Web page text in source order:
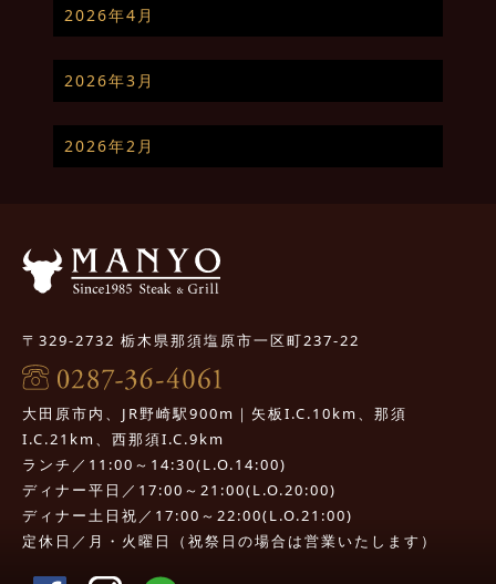
2026年4月
2026年3月
2026年2月
〒329-2732 栃木県那須塩原市一区町237-22
大田原市内、JR野崎駅900m｜矢板I.C.10km、那須
I.C.21km、西那須I.C.9km
ランチ／11:00～14:30(L.O.14:00)
ディナー平日／17:00～21:00(L.O.20:00)
ディナー土日祝／17:00～22:00(L.O.21:00)
定休日／月・火曜日（祝祭日の場合は営業いたします）